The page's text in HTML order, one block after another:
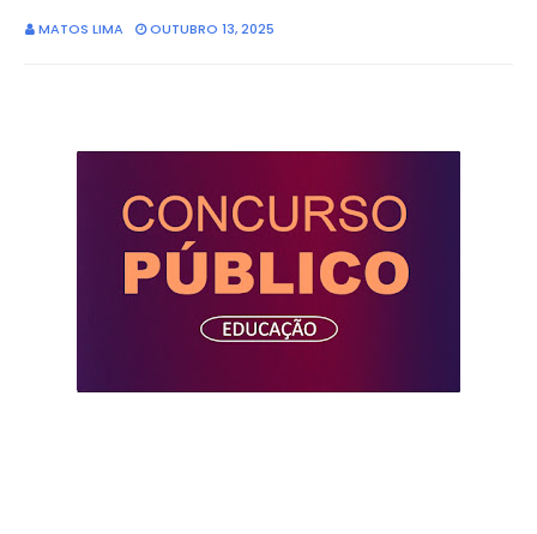
MATOS LIMA OUTUBRO 13, 2025